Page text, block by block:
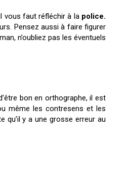
vous faut réfléchir à la police.
Pensez aussi à faire figurer
n’oubliez pas les éventuels
bon en orthographe, il est
même les contresens et les
qu’il y a une grosse erreur au